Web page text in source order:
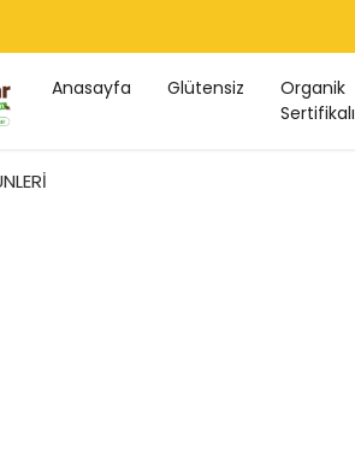
Anasayfa Glütensiz
Organik
Sertifikalı